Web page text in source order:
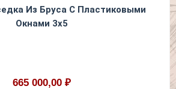
Из Бруса С Пластиковыми
Окнами 3х5
665 000,00 ₽